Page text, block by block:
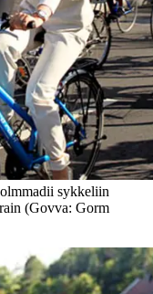
sykkeliin
(Govva: Gorm